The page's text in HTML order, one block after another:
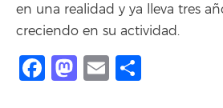
en una realidad y ya lleva tres
creciendo en su actividad.
Facebook
Mastodon
Email